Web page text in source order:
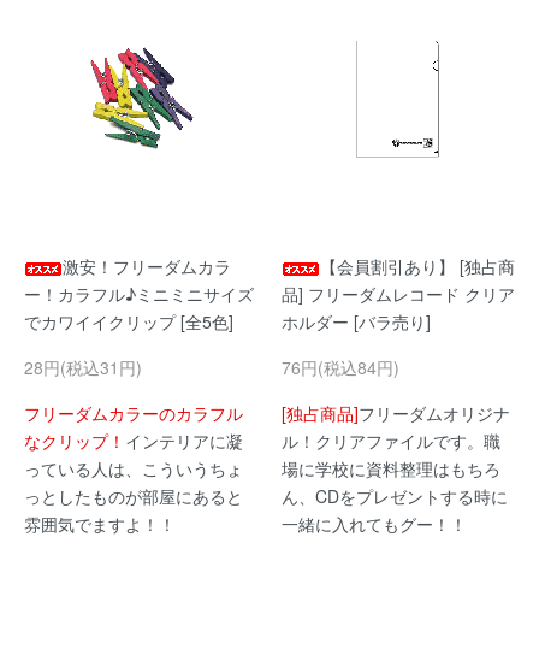
激安！フリーダムカラ
ー！カラフル♪ミニミニサイズ
でカワイイクリップ [全5色]
28円(税込31円)
フリーダムカラーのカラフル
なクリップ！ インテリアに凝
っている人は、こういうちょ
っとしたものが部屋にあると
雰囲気でますよ！！
【会員割引あり】 [独占商
品] フリーダムレコード クリア
ホルダー [バラ売り]
76円(税込84円)
[独占商品]フリーダムオリジナ
ル！クリアファイルです。職
場に学校に資料整理はもちろ
ん、CDをプレゼントする時に
一緒に入れてもグー！！